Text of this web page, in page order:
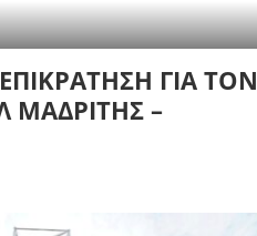
ΓΙΑ ΤΟΝ
ΜΑΔΡΙΤΗΣ –